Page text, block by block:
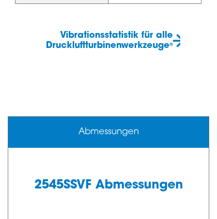
Vibrationsstatistik für alle
Druckluftturbinenwerkzeuge®
Abmessungen
2545SSVF Abmessungen